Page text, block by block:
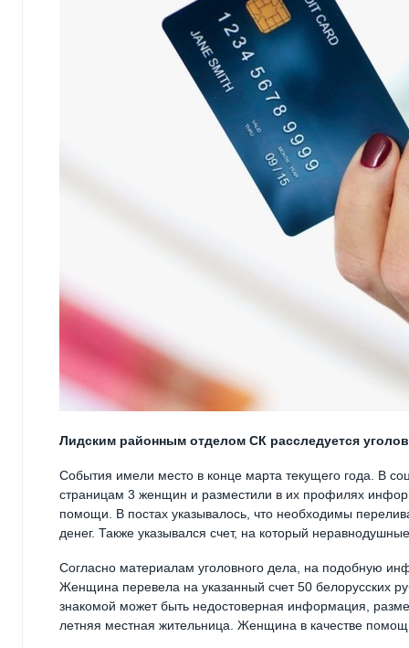
Лидским районным отделом СК расследуется
События имели место в конце марта текущего года. В
страницам 3 женщин и разместили в их профилях
помощи. В постах указывалось, что необходимы
денег. Также указывался счет, на который
Согласно материалам уголовного дела, на подобную
Женщина перевела на указанный счет 50 белорусских
знакомой может быть недостоверная информация,
летняя местная жительница. Женщина в качестве